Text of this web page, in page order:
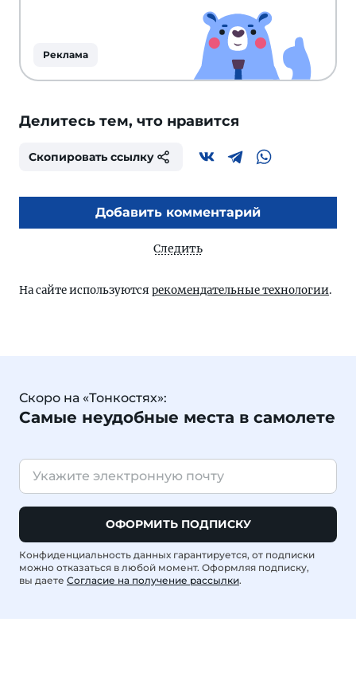
Реклама
Делитесь тем, что нравится
Скопировать ссылку
Добавить комментарий
Следить
На сайте используются рекомендательные технологии.
Скоро на «Тонкостях»:
Самые неудобные места в самолете
ОФОРМИТЬ ПОДПИСКУ
Конфиденциальность данных гарантируется, от подписки
можно отказаться в любой момент. Оформляя подписку,
вы даете Согласие на получение рассылки.